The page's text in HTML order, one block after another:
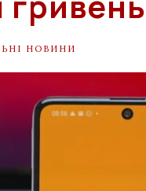
НОВИНИ